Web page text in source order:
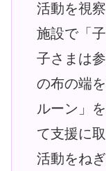
活動を視
施設で「
子さまは
の布の端
ルーン」
て支援に
活動をね